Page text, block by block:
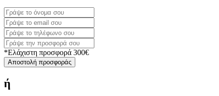
*Ελάχιστη προσφορά 300€
Αποστολή προσφοράς
ή